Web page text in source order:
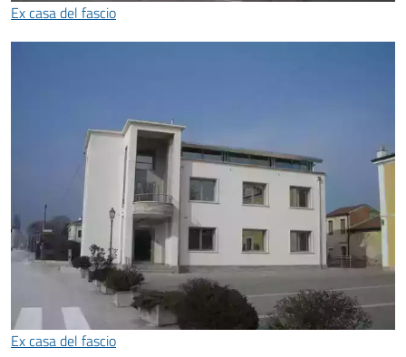
Ex casa del fascio
Ex casa del fascio